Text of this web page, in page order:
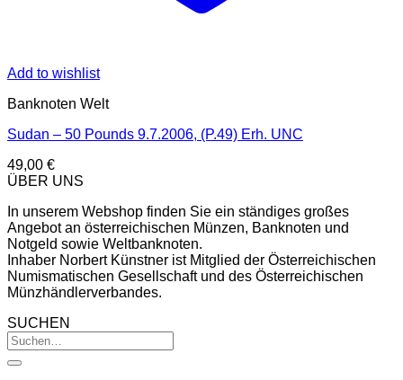
Add to wishlist
Banknoten Welt
Sudan – 50 Pounds 9.7.2006, (P.49) Erh. UNC
49,00 €
ÜBER UNS
In unserem Webshop finden Sie ein ständiges großes
Angebot an österreichischen Münzen, Banknoten und
Notgeld sowie Weltbanknoten.
Inhaber Norbert Künstner ist Mitglied der Österreichischen
Numismatischen Gesellschaft und des Österreichischen
Münzhändlerverbandes.
SUCHEN